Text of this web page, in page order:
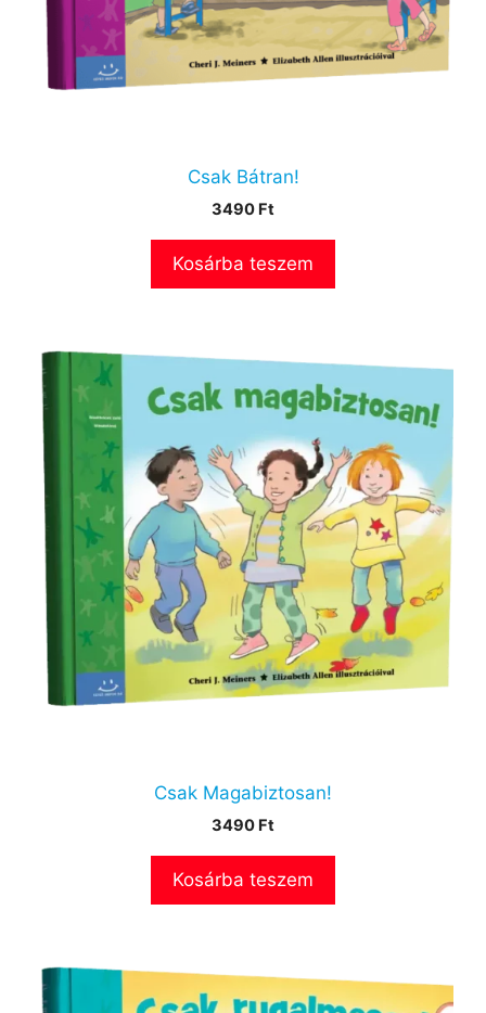
Csak Bátran!
3490 Ft
Kosárba teszem
Csak Magabiztosan!
3490 Ft
Kosárba teszem